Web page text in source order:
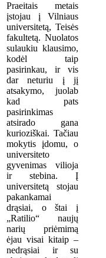
Praeitais metais
įstojau į Vilniaus
universitetą, Teisės
fakultetą. Nuolatos
sulaukiu klausimo,
kodėl taip
pasirinkau, ir vis
dar neturiu į jį
atsakymo, juolab
kad pats
pasirinkimas
atsirado gana
kurioziškai. Tačiau
mokytis įdomu, o
universiteto
gyvenimas vilioja
ir stebina. Į
universitetą stojau
pakankamai
drąsiai, o štai į
„Ratilio“ naujų
narių priėmimą
ėjau visai kitaip –
nedrąsiai ir su